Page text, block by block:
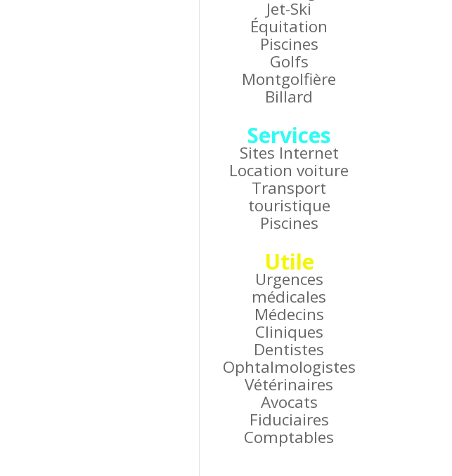
Jet-Ski
Équitation
Piscines
Golfs
Montgolfière
Billard
Services
Sites Internet
Location voiture
Transport
touristique
Piscines
Utile
Urgences
médicales
Médecins
Cliniques
Dentistes
Ophtalmologistes
Vétérinaires
Avocats
Fiduciaires
Comptables